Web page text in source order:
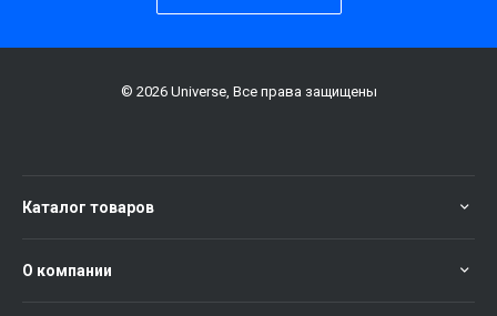
© 2026 Universe, Все права защищены
Каталог товаров
О компании